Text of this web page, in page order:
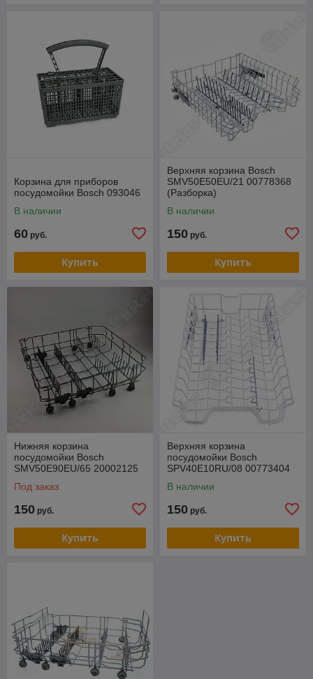
Корзина для приборов
посудомойки Bosch 093046
В наличии
60 руб.
Купить
Верхняя корзина Bosch
SMV50E50EU/21 00778368
(Разборка)
В наличии
150 руб.
Купить
Нижняя корзина
посудомойки Bosch
SMV50E90EU/65 20002125
Под заказ
150 руб.
Купить
Верхняя корзина
посудомойки Bosch
SPV40E10RU/08 00773404
В наличии
150 руб.
Купить